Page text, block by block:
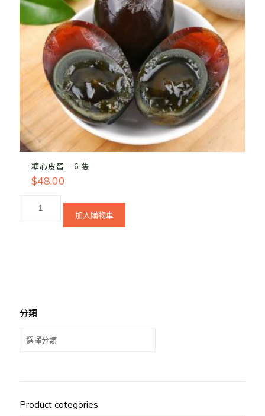
糖心皮蛋 – 6 隻
$48.00
加入購物車
分類
類
Product categories